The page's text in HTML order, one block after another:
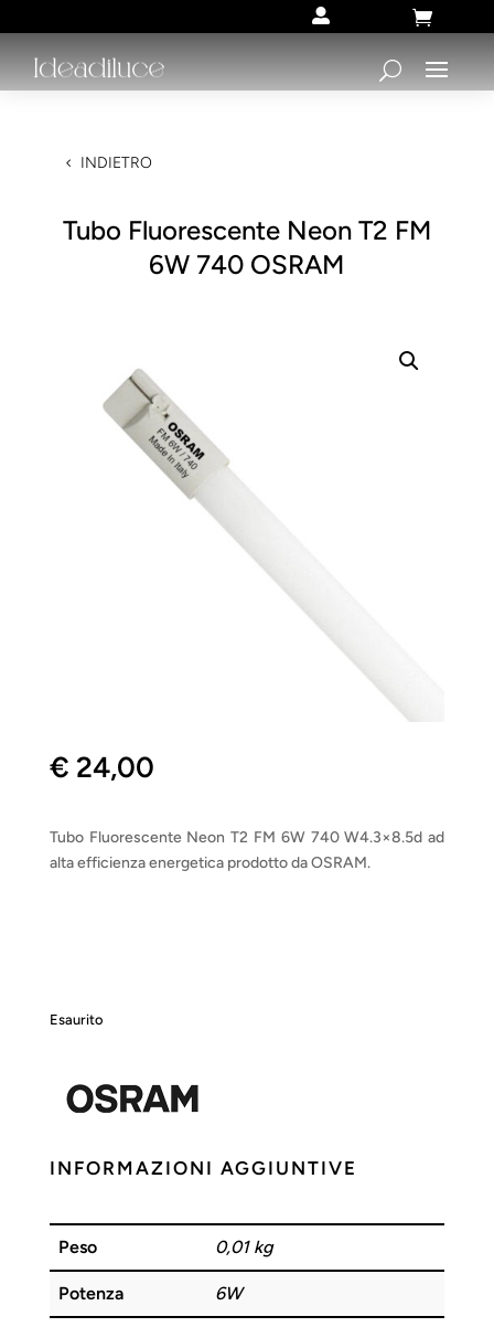
 
INDIETRO
Tubo Fluorescente Neon T2 FM
6W 740 OSRAM
€ 24,00
Tubo Fluorescente Neon T2 FM 6W 740 W4.3×8.5d ad
alta efficienza energetica prodotto da OSRAM.
Esaurito
INFORMAZIONI AGGIUNTIVE
Peso 0,01 kg
Potenza 6W